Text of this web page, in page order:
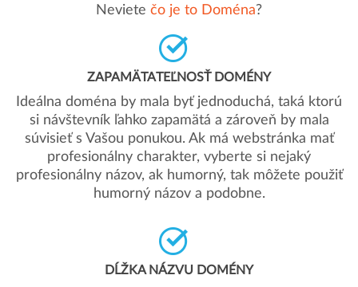
Neviete čo je to Doména?
ZAPAMÄTATEĽNOSŤ DOMÉNY
Ideálna doména by mala byť jednoduchá, taká ktorú
si návštevník ľahko zapamätá a zároveň by mala
súvisieť s Vašou ponukou. Ak má webstránka mať
profesionálny charakter, vyberte si nejaký
profesionálny názov, ak humorný, tak môžete použiť
humorný názov a podobne.
DĹŽKA NÁZVU DOMÉNY